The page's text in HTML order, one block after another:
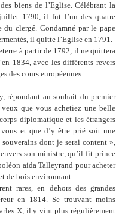
biens de l’Eglise. Célébrant la
1790, il fut l’un des quatre
clergé. Condamné par le pape
il quitte l’Eglise en 1791.
à partir de 1792, il ne quittera
1834, avec les différents revers
des cours européennes.
répondant au souhait du premier
que vous achetiez une belle
diplomatique et les étrangers
et que d’y être prié soit une
souverains dont je serai content »,
son ministre, qu’il fit prince
aida Talleyrand pour acheter
de bois environnant.
rares, en dehors des grandes
en 1814. Se trouvant moins
X, il y vint plus régulièrement